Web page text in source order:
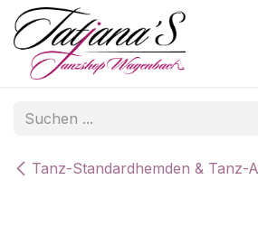
Zum Inhalt springen
Tanz-Standardhemden & Tanz-